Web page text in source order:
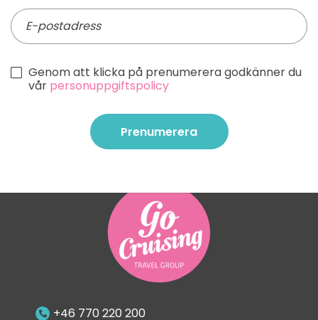
Genom att klicka på prenumerera godkänner du
vår personuppgiftspolicy
Prenumerera
+46 770 220 200